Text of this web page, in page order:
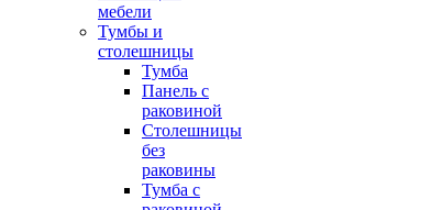
мебели
Тумбы и
столешницы
Тумба
Панель с
раковиной
Столешницы
без
раковины
Тумба с